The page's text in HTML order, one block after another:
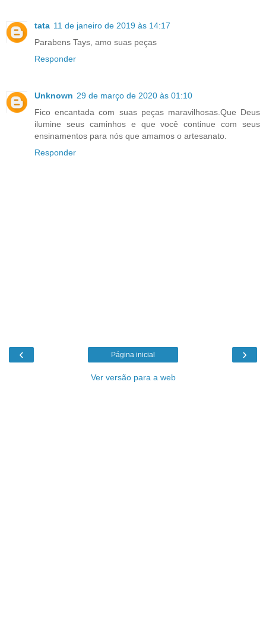
tata 11 de janeiro de 2019 às 14:17
Parabens Tays, amo suas peças
Responder
Unknown 29 de março de 2020 às 01:10
Fico encantada com suas peças maravilhosas.Que Deus
ilumine seus caminhos e que você continue com seus
ensinamentos para nós que amamos o artesanato.
Responder
‹ ›
Página inicial
Ver versão para a web